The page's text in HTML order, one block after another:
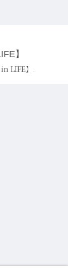
】
LIFE】.